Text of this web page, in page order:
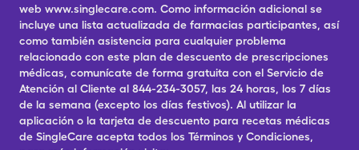
web www.singlecare.com. Como información adicional se
incluye una lista actualizada de farmacias participantes, así
como también asistencia para cualquier problema
relacionado con este plan de descuento de prescripciones
médicas, comunícate de forma gratuita con el Servicio de
Atención al Cliente al 844-234-3057, las 24 horas, los 7 días
de la semana (excepto los días festivos). Al utilizar la
aplicación o la tarjeta de descuento para recetas médicas
de SingleCare acepta todos los Términos y Condiciones,